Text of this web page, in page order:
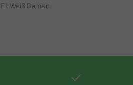
Fit Weiß Damen